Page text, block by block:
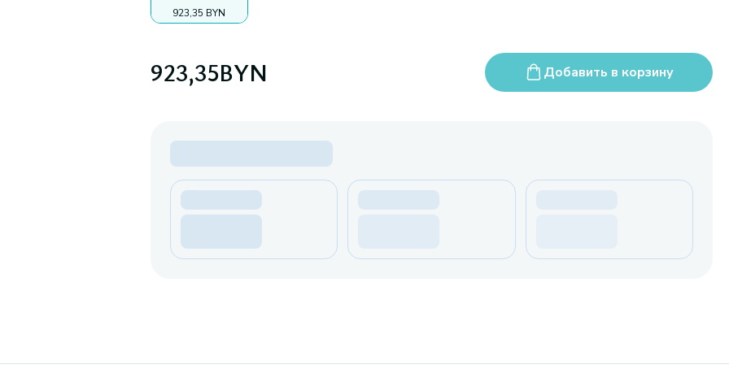
923,35 BYN
923,35BYN Добавить в корзину